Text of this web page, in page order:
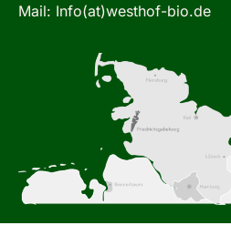
Mail: Info(at)westhof-bio.de